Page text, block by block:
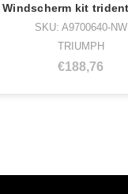
SKU: A9700640-NW
TRIUMPH
€188,76